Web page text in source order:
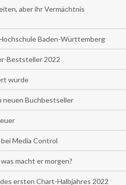
aber ihr Vermächtnis
Baden-Württemberg
Beststeller 2022
wurde
Buchbestseller
Media Control
macht er morgen?
ersten Chart-Halbjahres 2022